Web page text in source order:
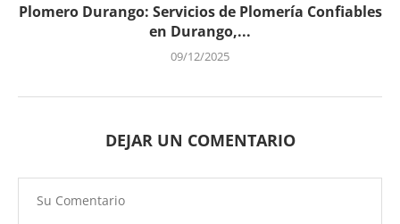
Plomero Durango: Servicios de Plomería Confiables
en Durango,...
09/12/2025
DEJAR UN COMENTARIO